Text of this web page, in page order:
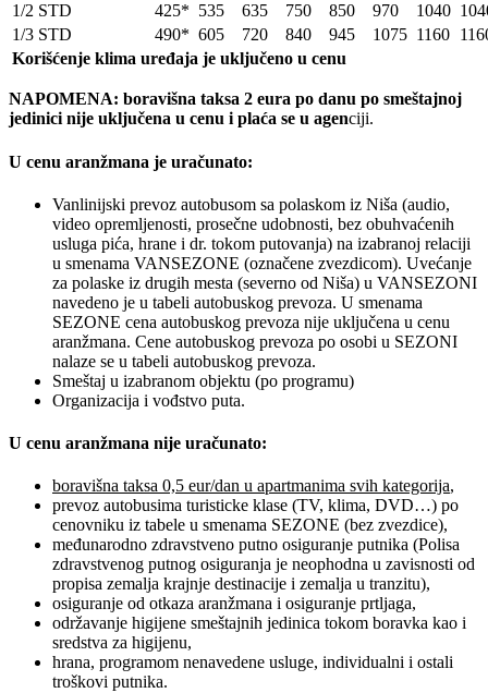
1/2 STD
425* 535 635 750 850 970 1040
1/3 STD
490* 605 720 840 945 1075 1160
Korišćenje klima uređaja je uključeno u cenu
NAPOMENA: boravišna taksa 2 eura po danu po smeštajnoj
jedinici nije uključena u cenu i plaća se u agenciji.
U cenu aranžmana je uračunato:
Vanlinijski prevoz autobusom sa polaskom iz Niša (audio,
video opremljenosti, prosečne udobnosti, bez obuhvaćenih
usluga pića, hrane i dr. tokom putovanja) na izabranoj relaciji
u smenama VANSEZONE (označene zvezdicom). Uvećanje
za polaske iz drugih mesta (severno od Niša) u VANSEZONI
navedeno je u tabeli autobuskog prevoza. U smenama
SEZONE cena autobuskog prevoza nije uključena u cenu
aranžmana. Cene autobuskog prevoza po osobi u SEZONI
nalaze se u tabeli autobuskog prevoza.
Smeštaj u izabranom objektu (po programu)
Organizacija i vođstvo puta.
U cenu aranžmana nije uračunato:
boravišna taksa 0,5 eur/dan u apartmanima svih kategorija,
prevoz autobusima turisticke klase (TV, klima, DVD…) po
cenovniku iz tabele u smenama SEZONE (bez zvezdice),
međunarodno zdravstveno putno osiguranje putnika (Polisa
zdravstvenog putnog osiguranja je neophodna u zavisnosti od
propisa zemalja krajnje destinacije i zemalja u tranzitu),
osiguranje od otkaza aranžmana i osiguranje prtljaga,
održavanje higijene smeštajnih jedinica tokom boravka kao i
sredstva za higijenu,
hrana, programom nenavedene usluge, individualni i ostali
troškovi putnika.